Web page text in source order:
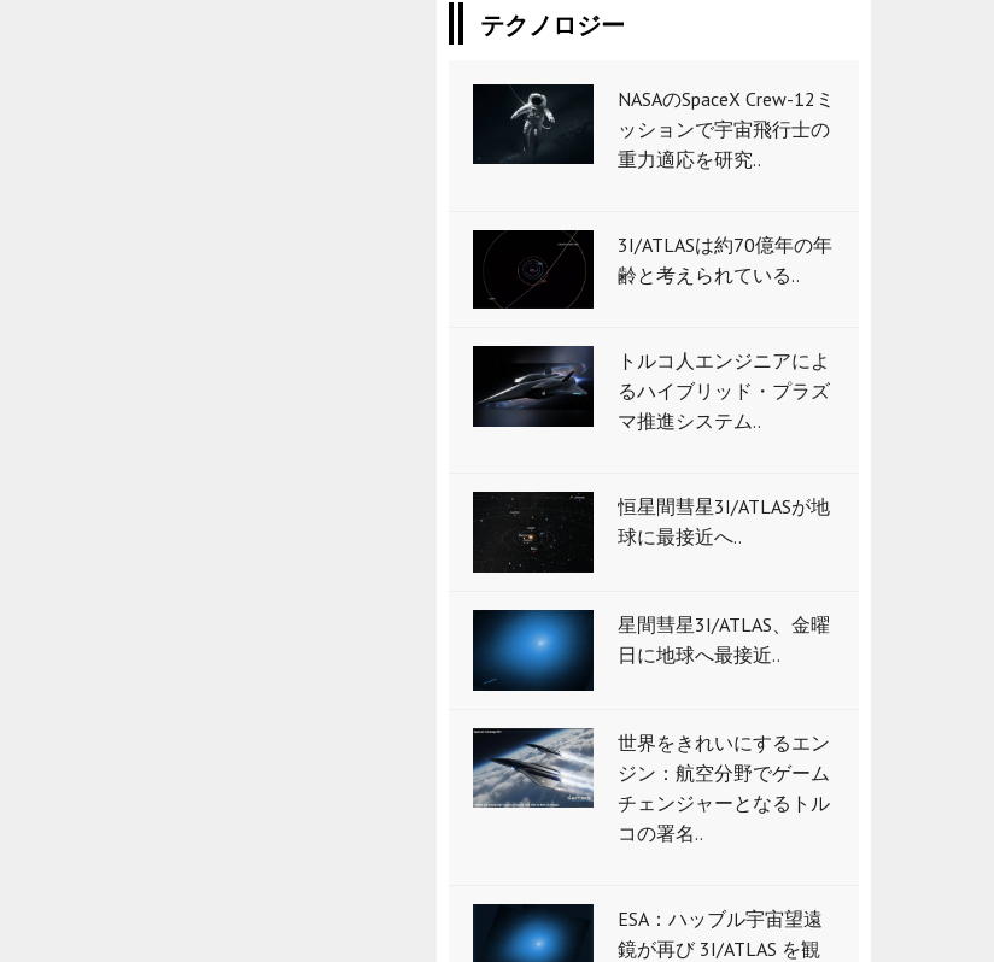
テクノロジー
NASAのSpaceX Crew-12ミ
ッションで宇宙飛行士の
重力適応を研究..
3I/ATLASは約70億年の年
齢と考えられている..
トルコ人エンジニアによ
るハイブリッド・プラズ
マ推進システム..
恒星間彗星3I/ATLASが地
球に最接近へ..
星間彗星3I/ATLAS、金曜
日に地球へ最接近..
世界をきれいにするエン
ジン：航空分野でゲーム
チェンジャーとなるトル
コの署名..
ESA：ハッブル宇宙望遠
鏡が再び 3I/ATLAS を観